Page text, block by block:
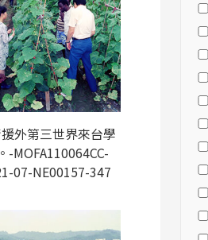
外第三世界來台學
-MOFA110064CC-
07-NE00157-347